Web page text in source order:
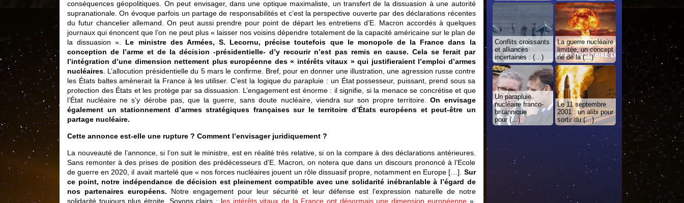
conséquences géopolitiques. On peut envisager, dans une optique maximaliste, un transfert de la dissuasion à une autorité
supranationale. On évoque parfois un partage de responsabilités et c’est la perspective ouverte par des déclarations récentes
du futur chancelier allemand. On peut aussi prendre pour point de départ les entretiens d’E. Macron accordés à quelques
journaux qui énoncent que l’on ne peut plus « laisser nos voisins dépendre totalement de la capacité américaine sur le plan de
la dissuasion ». Le ministre des Armées, S. Lecornu, précise toutefois que le monopole de la France dans la
conception de l’arme et de la décision -présidentielle- d’y recourir n’est pas remis en cause. Cela se ferait par
l’intégration d’une dimension nettement plus européenne des « intérêts vitaux » qui justifieraient l’emploi d’armes
nucléaires . L’allocution présidentielle du 5 mars le confirme. Bref, pour en donner une illustration, une agression russe contre
les États baltes amènerait la France à les utiliser. C’est la logique du parapluie : un État possesseur, puissant, prend sous sa
protection des États et les protège par sa dissuasion. L’engagement est énorme : il signifie, si la menace se concrétise et que
l’État nucléaire ne s’y dérobe pas, que la guerre, sans doute nucléaire, viendra sur son propre territoire.On envisage
également un stationnement d’armes stratégiques françaises sur le territoire d’États européens et peut-être un
partage nucléaire.
Cette annonce est-elle une rupture ? Comment l’envisager juridiquement ?
La nouveauté de l’annonce, si l’on suit le ministre, est en réalité très relative, si on la compare à des déclarations antérieures.
Sans remonter à des prises de position des prédécesseurs d’E. Macron, on notera que dans un discours prononcé à l’Ecole
de guerre en 2020, il avait martelé que « nos forces nucléaires jouent un rôle dissuasif propre, notamment en Europe […]. Sur
ce point, notre indépendance de décision est pleinement compatible avec une solidarité inébranlable à l’égard de
nos partenaires européens. Notre engagement pour leur sécurité et leur défense est l’expression naturelle de notre
solidarité toujours plus étroite. Soyons clairs : les intérêts vitaux de la France ont désormais une dimension européenne».
Conflits croissants
et alliances
incertaines : (…)
La guerre nucléaire
limitée, un concept
né de la (…)
Un parapluie
nucléaire franco-
britannique
pour (…)
Le 11 septembre
2001 : un alibi pour
sortir du (…)